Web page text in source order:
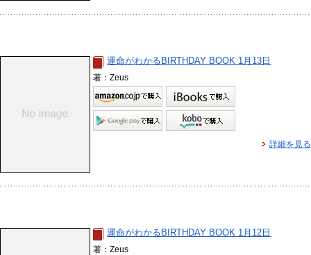
運命がわかるBIRTHDAY BOOK 1月13日
著：Zeus
詳細を見る
運命がわかるBIRTHDAY BOOK 1月12日
著：Zeus